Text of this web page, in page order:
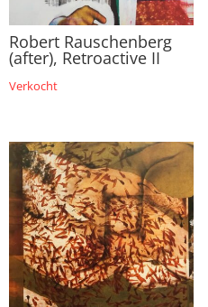
Robert Rauschenberg
(after), Retroactive II
Verkocht